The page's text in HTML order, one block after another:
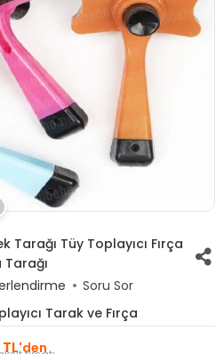
Tarağı Tüy Toplayıcı Fırça
Tarağı
Soru Sor
Tarak ve Fırça
'den